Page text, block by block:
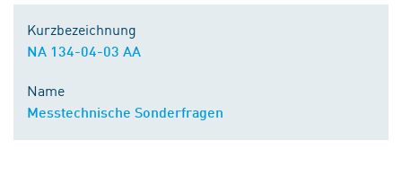
Kurzbezeichnung
NA 134-04-03 AA
Name
Messtechnische Sonderfragen